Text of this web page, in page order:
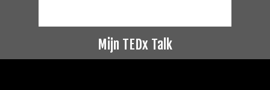
Mijn TEDx Talk